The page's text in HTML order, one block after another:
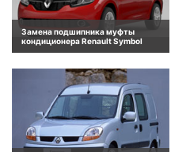
Замена подшипника муфты
кондиционера Renault Symbol